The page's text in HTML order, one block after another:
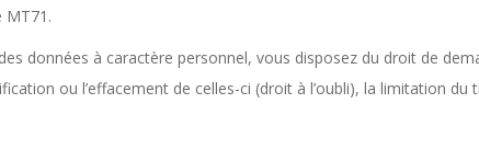
MT71.
données à caractère personnel, vous disposez du droit de
ou l’effacement de celles-ci (droit à l’oubli), la limitation